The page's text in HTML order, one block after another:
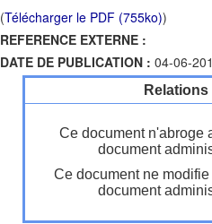
(Télécharger le PDF (755ko))
REFERENCE EXTERNE :
DATE DE PUBLICATION : 04-06-
Ce document n'abroge
document
Ce document ne
document